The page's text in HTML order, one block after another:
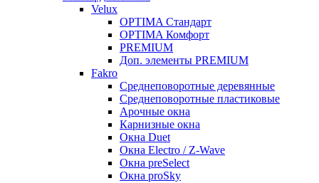
Velux
OPTIMA Стандарт
OPTIMA Комфорт
PREMIUM
Доп. элементы PREMIUM
Fakro
Cреднеповоротные деревянные
Cреднеповоротные пластиковые
Арочные окна
Карнизные окна
Окна Duet
Окна Electro / Z-Wave
Окна preSelect
Окна proSky